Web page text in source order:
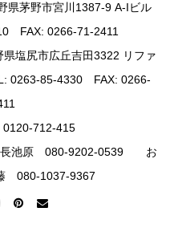
茅野市宮川1387-9 A-Iビル
FAX: 0266-71-2411
塩尻市広丘吉田3322 リファ
0263-85-4330 FAX: 0266-
0120-712-415
長池原 080-9202-0539 お
080-1037-9367